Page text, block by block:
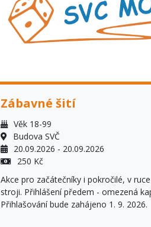
Zábavné šití
Věk 18-99
Budova SVČ
20.09.2026 - 20.09.2026
250 Kč
Akce pro začátečníky i pokročilé, v
stroji. Přihlášení předem - omezená
Přihlašování bude zahájeno 1. 9. 2026.